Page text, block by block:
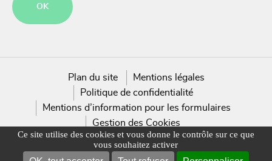
Ce site utilise des cookies et vous donne le contrôle sur ce que
vous souhaitez activer
Plan du site
Mentions légales
Politique de confidentialité
Mentions d’information pour les formulaires
Gestion des Cookies